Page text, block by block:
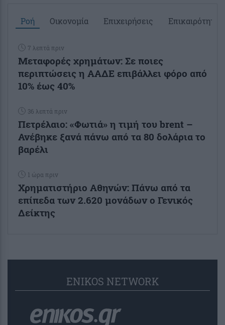
Ροή Οικονομία Επιχειρήσεις Επικαιρότητα
7 λεπτά πριν
Μεταφορές χρημάτων: Σε ποιες
περιπτώσεις η ΑΑΔΕ επιβάλλει φόρο από
10% έως 40%
36 λεπτά πριν
Πετρέλαιο: «Φωτιά» η τιμή του brent –
Ανέβηκε ξανά πάνω από τα 80 δολάρια το
βαρέλι
1 ώρα πριν
Χρηματιστήριο Αθηνών: Πάνω από τα
επίπεδα των 2.620 μονάδων ο Γενικός
Δείκτης
ENIKOS NETWORK